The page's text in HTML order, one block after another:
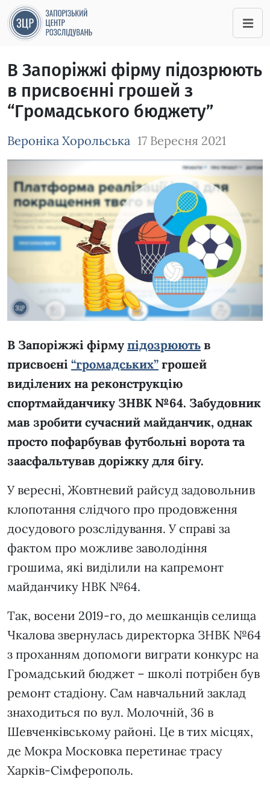
В Запоріжжі фірму підозрюють
в присвоєнні грошей з
“Громадського бюджету”
Вероніка Хорольська 17 Вересня 2021
В Запоріжжі фірму підозрюють в
присвоєні “громадських” грошей
виділених на реконструкцію
спортмайданчику ЗНВК №64. Забудовник
мав зробити сучасний майданчик, однак
просто пофарбував футбольні ворота та
заасфальтував доріжку для бігу.
У вересні, Жовтневий райсуд задовольнив
клопотання слідчого про продовження
досудового розслідування. У справі за
фактом про можливе заволодіння
грошима, які виділили на капремонт
майданчику НВК №64.
Так, восени 2019-го, до мешканців селища
Чкалова звернулась директорка ЗНВК №64
з проханням допомоги виграти конкурс на
Громадський бюджет – школі потрібен був
ремонт стадіону. Сам навчальний заклад
знаходиться по вул. Молочній, 36 в
Шевченківському районі. Це в тих місцях,
де Мокра Московка перетинає трасу
Харків-Сімферополь.